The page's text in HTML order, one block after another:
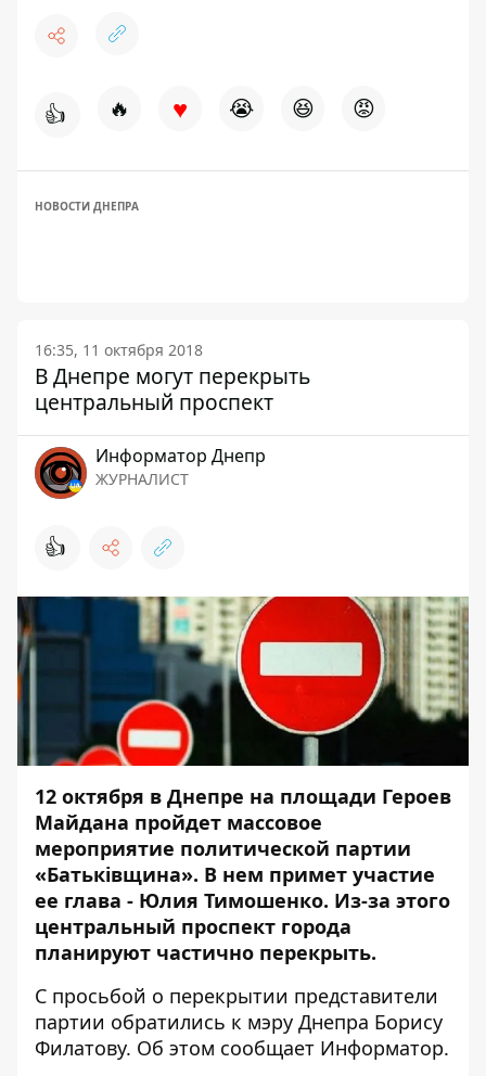
👍 🔥 ♥ 😭 😆 😡
НОВОСТИ ДНЕПРА
16:35, 11 октября 2018
В Днепре могут перекрыть
центральный проспект
Информатор Днепр
ЖУРНАЛИСТ
👍
12 октября в Днепре на площади Героев
Майдана пройдет массовое
мероприятие политической партии
«Батьківщина». В нем примет участие
ее глава - Юлия Тимошенко. Из-за этого
центральный проспект города
планируют частично перекрыть.
С просьбой о перекрытии представители
партии обратились к мэру Днепра Борису
Филатову. Об этом сообщает Информатор.